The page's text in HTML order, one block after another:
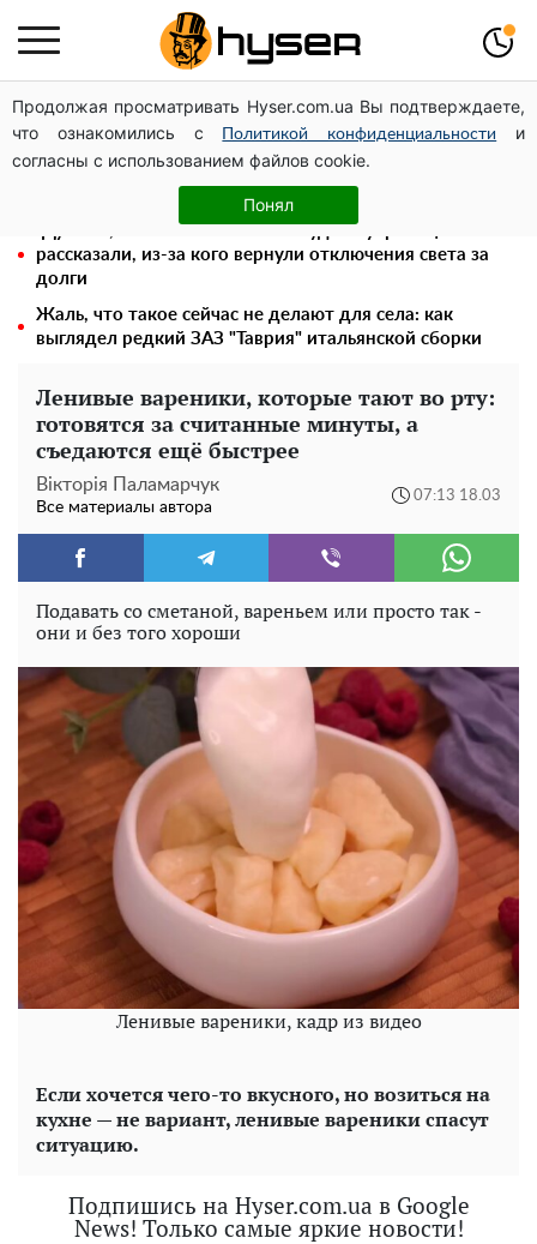
Продолжая просматривать Hyser.com.ua Вы подтверждаете,
что ознакомились с
Политикой конфиденциальности
и
согласны с использованием файлов cookie.
Понял
Елена Тополя слив видео – это далеко не все:
фронтмен "Антитела" Тарас Тополя стал следующим
"Холостячка" Ксения Мишина перестаралась и
блеснула зоной бикини: слишком широко раздвинула
рассказали, из-за кого вернули отключения света за
долги
Жаль, что такое сейчас не делают для села: как
выглядел редкий ЗАЗ "Таврия" итальянской сборки
Ленивые вареники, которые тают во рту:
готовятся за считанные минуты, а
съедаются ещё быстрее
Вікторія Паламарчук
Все материалы автора
07:13 18.03
Подавать со сметаной, вареньем или просто так -
они и без того хороши
Ленивые вареники, кадр из видео
Если хочется чего-то вкусного, но возиться на
кухне — не вариант, ленивые вареники спасут
ситуацию.
Подпишись на Hyser.com.ua в Google
News! Только самые яркие новости!